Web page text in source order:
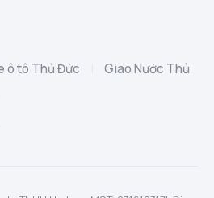
ô tô Thủ Đức
Giao Nước Thủ